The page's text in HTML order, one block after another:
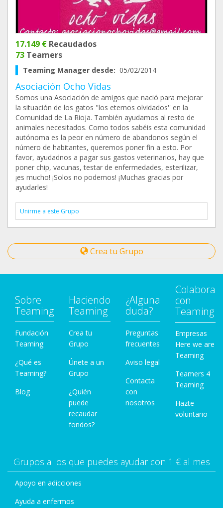
17.149 € Recaudados
73 Teamers
Teaming Manager desde: 05/02/2014
Asociación Ocho Vidas
Somos una Asociación de amigos que nació para mejorar
la situación de los gatos ''los eternos olvidados'' en la
Comunidad de La Rioja. También ayudamos al resto de
animales necesitados. Como todos sabéis esta comunidad
autónoma es la peor en número de abandonos según el
número de habitantes, queremos poner fin a esto. Por
favor, ayudadnos a pagar sus gastos veterinarios, hay que
poner chip, vacunas, testar de enfermedades, esterilizar,
¡es mucho! ¡Solos no podemos! ¡Muchas gracias por
ayudarles!
Unirme a este Grupo
Crea tu Grupo
Sobre
Teaming
Fundación
Teaming
¿Qué es
Teaming?
Blog
Haciendo
Teaming
Crea tu
Grupo
Únete a un
Grupo
¿Quién
puede
recaudar
fondos?
¿Alguna
duda?
Preguntas
frecuentes
Aviso legal
Contacta
con
nosotros
Colabora
con
Teaming
Empresas
Here we are
Teaming
Teamers 4
Teaming
Hazte
voluntario
Grupos a los que puedes ayudar con 1 € al mes
Apoyo en adicciones
Ayuda a enfermos